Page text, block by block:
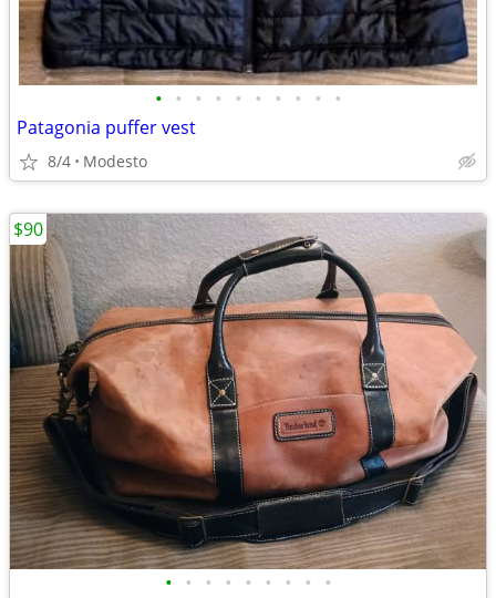
• • • • • • • • • •
Patagonia puffer vest
8/4 Modesto
• • • • • • • • •
$90